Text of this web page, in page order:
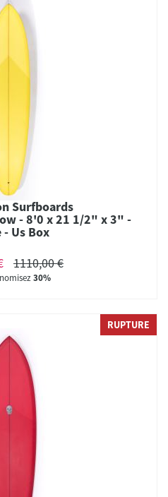
Surfboards
- 8'0 x 21 1/2" x 3" -
- Us Box
1110,00 €
30%
RUPTURE